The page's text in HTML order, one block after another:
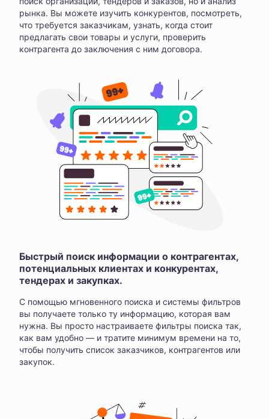
рынка. Вы можете изучить конкурентов, посмотреть,
что требуется заказчикам, узнать, когда стоит
предлагать свои товары и услуги, проверить
контрагента до заключения с ним договора.
Быстрый поиск информации о контрагентах,
потенциальных клиентах и конкурентах,
тендерах и закупках.
С помощью мгновенного поиска и системы фильтров
вы получаете только ту информацию, которая вам
нужна. Вы просто настраиваете фильтры поиска так,
как вам удобно — и тратите минимум времени на то,
чтобы получить список заказчиков, контрагентов или
закупок.